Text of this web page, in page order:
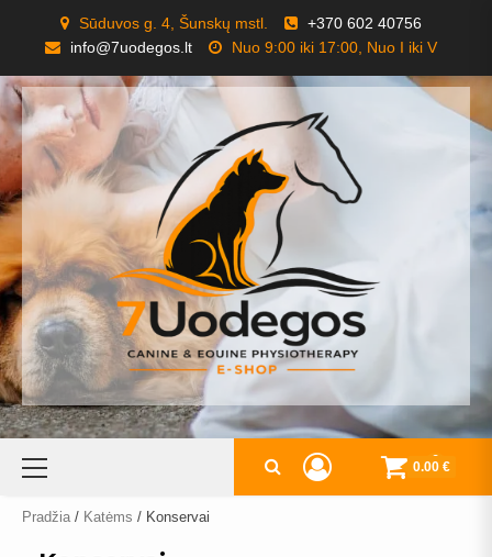
content
Sūduvos g. 4, Šunskų mstl.
+370 602 40756
info@7uodegos.lt
Nuo 9:00 iki 17:00, Nuo I iki V
Primary
0
0.00 €
Pradžia / Katėms / Konservai